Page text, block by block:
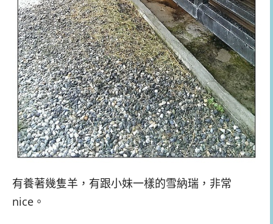
有養著幾隻羊，有跟小妹一樣的雪納瑞，非常
nice。